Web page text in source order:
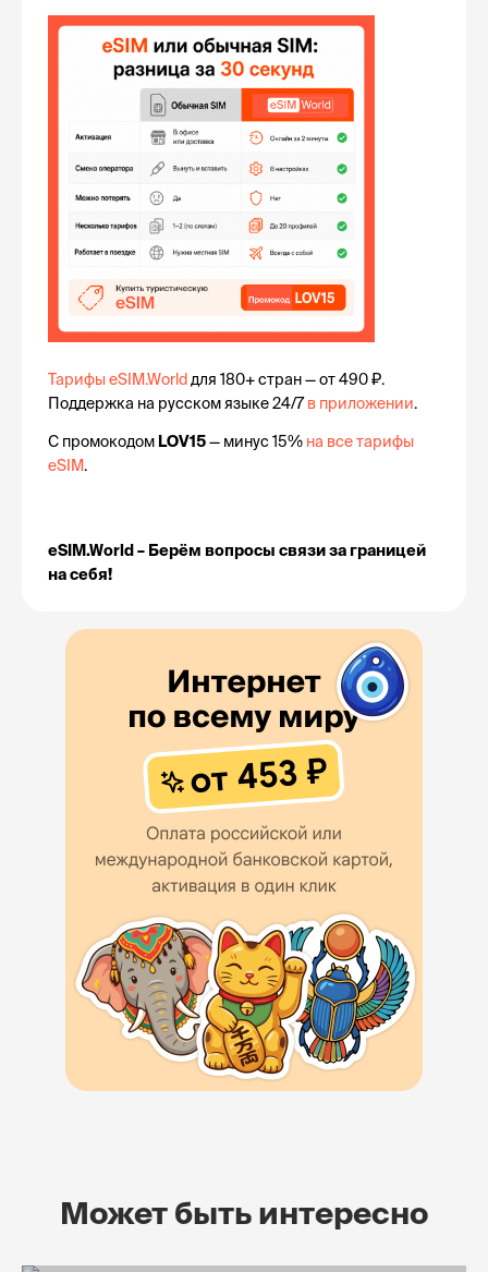
Тарифы eSIM.World для 180+ стран — от 490 ₽.
Поддержка на русском языке 24/7 в приложении.
С промокодом LOV15 — минус 15% на все тарифы
eSIM.
eSIM.World – Берём вопросы связи за границей
на себя!
Может быть интересно